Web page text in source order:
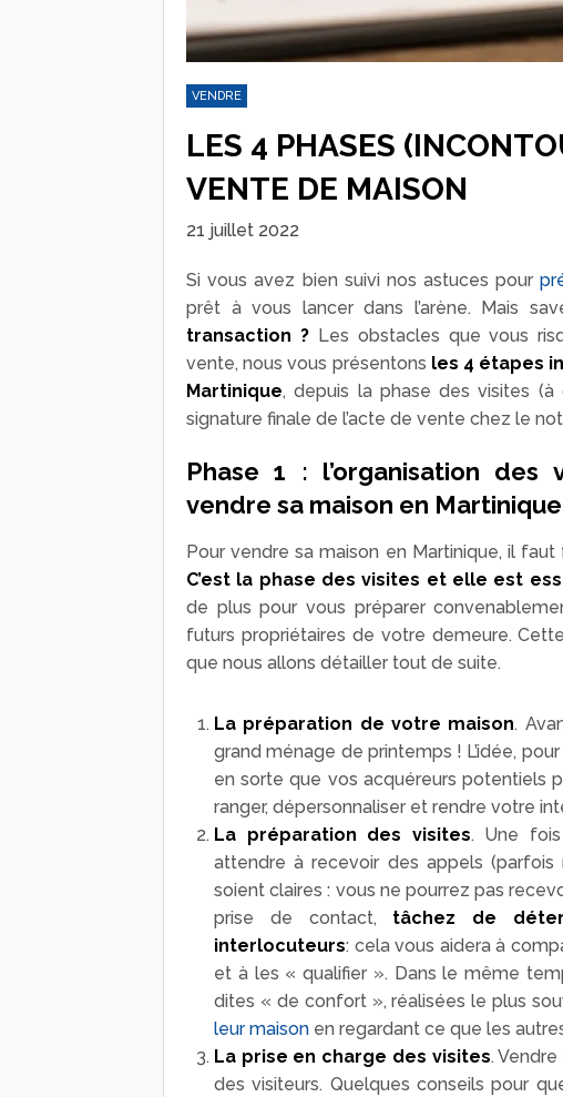
VENDRE
LES 4 PHASES
VENTE DE MAISON
21 juillet 2022
Si vous avez bien suivi nos astuces pour
prêt à vous lancer dans l’arène. Mais
transaction ?Les obstacles que vous
vente, nous vous présentons les 4 étapes
Martinique, depuis la phase des visites (à
signature finale de l’acte de vente chez le
Phase 1 : l’organisation des
vendre sa maison en Martinique
Pour vendre sa maison en Martinique, il
C’est la phase des visites et elle est
de plus pour vous préparer
futurs propriétaires de votre demeure.
que nous allons détailler tout de suite.
La préparation de votre maison.
grand ménage de printemps ! L’idée,
en sorte que vos acquéreurs potentiels
ranger, dépersonnaliser et rendre votre
La préparation des visites. Une
attendre à recevoir des appels (parfois
soient claires : vous ne pourrez pas
prise de contact, tâchez de
interlocuteurs: cela vous aidera à
et à les « qualifier ». Dans le même
dites « de confort », réalisées le plus
leur maison en regardant ce que les
La prise en charge des visites.
des visiteurs. Quelques conseils pour